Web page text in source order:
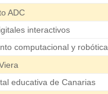
ADC
interactivos
computacional y robótica
educativa de Canarias